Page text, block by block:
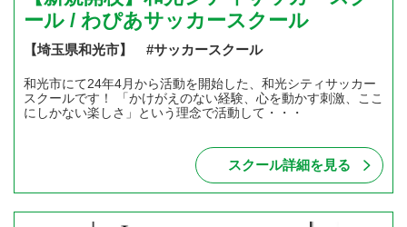
ール / わぴあサッカースクール
【埼玉県和光市】 #サッカースクール
和光市にて24年4月から活動を開始した、和光シティサッカー
スクールです！ 「かけがえのない経験、心を動かす刺激、ここ
にしかない楽しさ」という理念で活動して・・・
スクール詳細を見る